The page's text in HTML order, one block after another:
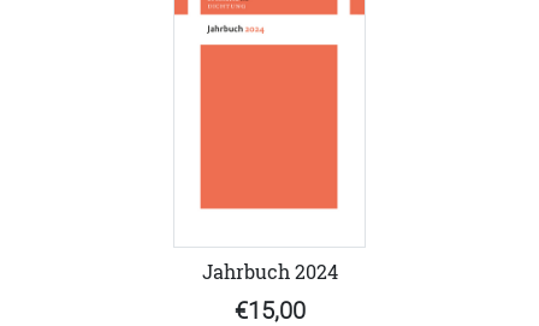
Jahrbuch 2024
€15,00